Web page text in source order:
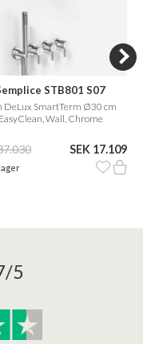
STB801 S07
DeLux SmartTerm Ø30 cm
EasyClean, Wall, Chrome
SEK 17.109
5